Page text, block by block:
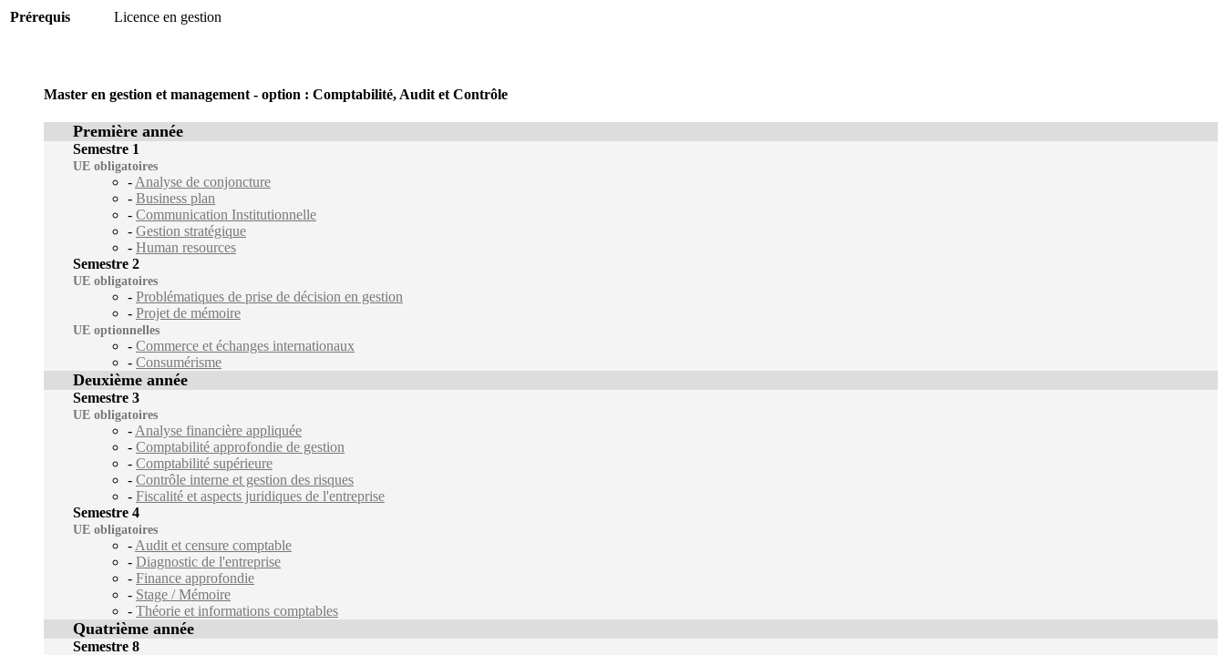
Prérequis Licence en gestion
Master en gestion et management - option : Comptabilité, Audit et Contrôle
Première année
Semestre 1
UE obligatoires
- Analyse de conjoncture
- Business plan
- Communication Institutionnelle
- Gestion stratégique
- Human resources
Semestre 2
UE obligatoires
- Problématiques de prise de décision en gestion
- Projet de mémoire
UE optionnelles
- Commerce et échanges internationaux
- Consumérisme
Deuxième année
Semestre 3
UE obligatoires
- Analyse financière appliquée
- Comptabilité approfondie de gestion
- Comptabilité supérieure
- Contrôle interne et gestion des risques
- Fiscalité et aspects juridiques de l'entreprise
Semestre 4
UE obligatoires
- Audit et censure comptable
- Diagnostic de l'entreprise
- Finance approfondie
- Stage / Mémoire
- Théorie et informations comptables
Quatrième année
Semestre 8